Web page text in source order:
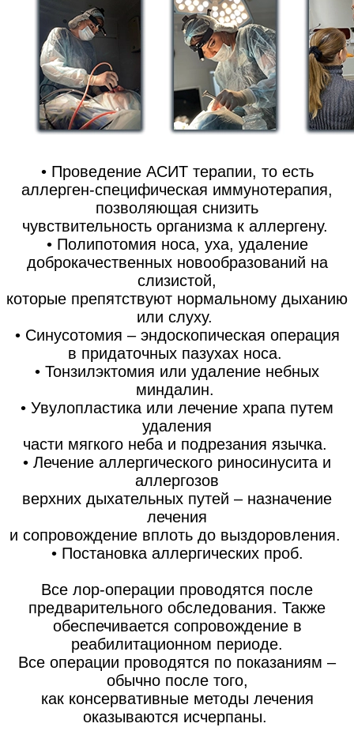
• Проведение АСИТ терапии, то есть
аллерген-специфическая иммунотерапия,
позволяющая снизить
чувствительность организма к аллергену.
• Полипотомия носа, уха, удаление
доброкачественных новообразований на
слизистой,
которые препятствуют нормальному дыханию
или слуху.
• Синусотомия – эндоскопическая операция
в придаточных пазухах носа.
• Тонзилэктомия или удаление небных
миндалин.
• Увулопластика или лечение храпа путем
удаления
части мягкого неба и подрезания язычка.
• Лечение аллергического риносинусита и
аллергозов
верхних дыхательных путей – назначение
лечения
и сопровождение вплоть до выздоровления.
• Постановка аллергических проб.
Все лор-операции проводятся после
предварительного обследования. Также
обеспечивается сопровождение в
реабилитационном периоде.
Все операции проводятся по показаниям –
обычно после того,
как консервативные методы лечения
оказываются исчерпаны.